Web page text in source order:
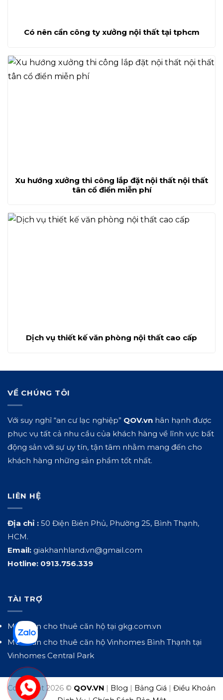
Có nên cần công ty xưởng nội thất tại tphcm
Xu hướng xưởng thi công lắp đặt nội thất nội thất
tân cổ điển miễn phí
Dịch vụ thiết kế văn phòng nội thất cao cấp
VỀ CHÚNG TÔI
Với suy nghĩ “an cư lạc nghiệp” QOV.vn hân hạnh được
phục vụ tất cả nhu cầu của khách hàng về lĩnh vực bất
động sản với sự uy tín, tận tâm nhằm mang đến cho
khách hàng những sản phẩm tốt nhất.
LIÊN HỆ
Địa chỉ : 50 Điện Biên Phủ, Phường 25, Bình Thạnh,
HCM.
Email: giakhanhland.vn@gmail.com
Hotline: 0913.756.339
TÀI TRỢ
Mua bán cho thuê căn hộ tại gkg.com.vn
Mua bán cho thuê căn hộ Vinhomes Bình Thạnh tại
Vinhomes Central Park
Copyright 2026 © QOV.VN Blog Bảng Giá
Điều Khoản